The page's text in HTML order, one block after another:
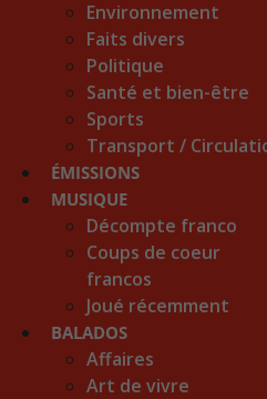
Environnement
Faits divers
Politique
Santé et bien-être
Sports
Transport /
ÉMISSIONS
MUSIQUE
Décompte franco
Coups de coeur
francos
Joué récemment
BALADOS
Affaires
Art de vivre